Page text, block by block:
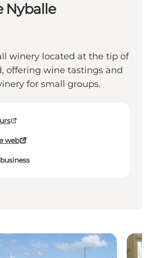
Nyballe
winery located at the tip of
offering wine tastings and
for small groups.
web